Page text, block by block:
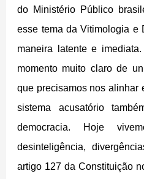
do Ministério Público
esse tema da Vitimologia e
maneira latente e
momento muito claro de
que precisamos nos alinhar
sistema acusatório
democracia. Hoje
desinteligência,
artigo 127 da Constituição